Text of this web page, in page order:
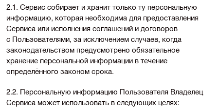
2.1. Сервис собирает и хранит только ту персональную
информацию, которая необходима для предоставления
Сервиса или исполнения соглашений и договоров
с Пользователями, за исключением случаев, когда
законодательством предусмотрено обязательное
хранение персональной информации в течение
определённого законом срока.
2.2. Персональную информацию Пользователя Владелец
Сервиса может использовать в следующих целях: